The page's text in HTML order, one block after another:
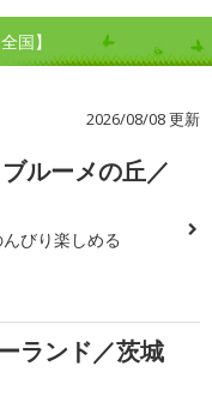
国】
2026/08/08 更新
ルーメの丘／
びり楽しめる
ランド／茨城